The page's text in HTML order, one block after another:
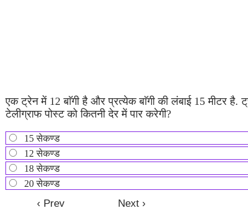
एक ट्रेन में 12 बाॅगी है और प्रत्येक बाॅगी की लंबाई 15 मीटर है.
टेलीग्राफ पोस्ट को कितनी देर में पार करेगी?
15 सेकण्ड
12 सेकण्ड
18 सेकण्ड
20 सेकण्ड